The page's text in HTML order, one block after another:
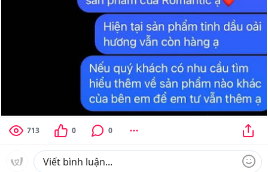
713 0 0